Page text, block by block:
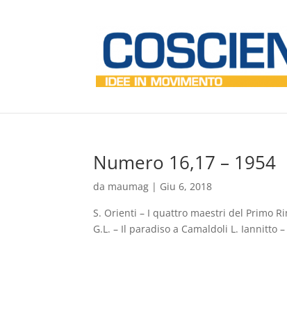
Numero 16,17 – 1954
da maumag | Giu 6, 2018
S. Orienti – I quattro maestri del Primo
G.L. – Il paradiso a Camaldoli L. Iannitto